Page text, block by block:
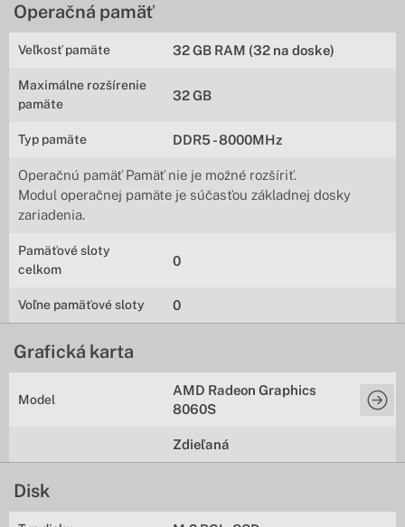
Operačná pamäť
Veľkosť pamäte 32 GB RAM (32 na doske)
Maximálne rozšírenie
pamäte
32 GB
Typ pamäte DDR5 - 8000MHz
Operačnú pamäť Pamäť nie je možné rozšíriť.
Modul operačnej pamäte je súčasťou základnej dosky
zariadenia.
Pamäťové sloty
celkom
0
Voľne pamäťové sloty 0
Grafická karta
Model
AMD Radeon Graphics
8060S
Zdieľaná
Disk